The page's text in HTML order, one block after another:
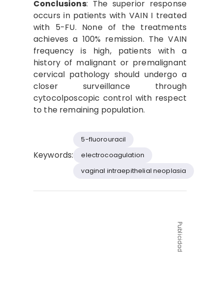
Conclusions: The superior response
occurs in patients with VAIN I treated
with 5-FU. None of the treatments
achieves a 100% remission. The VAIN
frequency is high, patients with a
history of malignant or premalignant
cervical pathology should undergo a
closer surveillance through
cytocolposcopic control with respect
to the remaining population.
Keywords:
5-fluorouracil
electrocoagulation
vaginal intraepithelial neoplasia
Publicidad